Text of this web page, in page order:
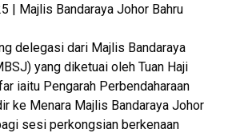
| Majlis Bandaraya Johor Bahru
delegasi dari Majlis Bandaraya
yang diketuai oleh Tuan Haji
iaitu Pengarah Perbendaharaan
ke Menara Majlis Bandaraya Johor
sesi perkongsian berkenaan